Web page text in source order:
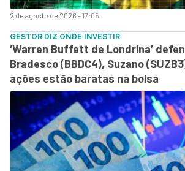
2 de agosto de 2026 - 17:05
GESTOR DIZ ONDE INVESTIR
‘Warren Buffett de Londrina’
Bradesco (BBDC4), Suzano
ações estão baratas na bolsa